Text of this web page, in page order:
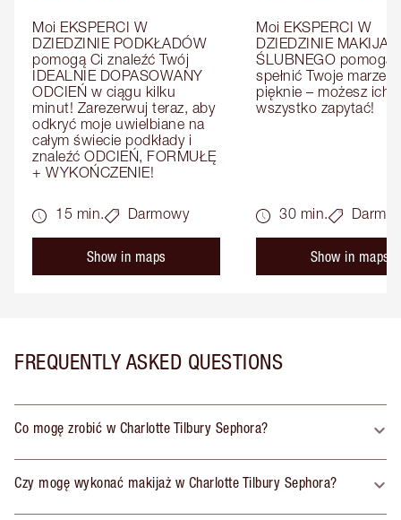
Moi EKSPERCI W
DZIEDZINIE PODKŁADÓW
pomogą Ci znaleźć Twój
IDEALNIE DOPASOWANY
ODCIEŃ w ciągu kilku
minut! Zarezerwuj teraz, aby
odkryć moje uwielbiane na
całym świecie podkłady i
znaleźć ODCIEŃ, FORMUŁĘ
+ WYKOŃCZENIE!
15 min. Darmowy
Show in maps
Moi EKSPERCI W
DZIEDZINIE
ŚLUBNEGO pomogą
spełnić Twoje
pięknie – możesz ich
wszystko zapytać!
30 min.
Show in maps
FREQUENTLY ASKED QUESTIONS
Co mogę zrobić w Charlotte Tilbury Sephora?
Czy mogę wykonać makijaż w Charlotte Tilbury Sephora?